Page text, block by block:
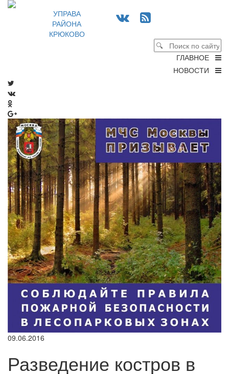
УПРАВА
РАЙОНА
КРЮКОВО
ГЛАВНОЕ
НОВОСТИ
09.06.2016
Разведение костров в